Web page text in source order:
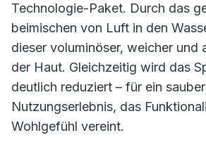
Technologie-Paket. Durch das
beimischen von Luft in den
dieser voluminöser, weicher und
der Haut. Gleichzeitig wird das
deutlich reduziert – für ein
Nutzungserlebnis, das
Wohlgefühl vereint.